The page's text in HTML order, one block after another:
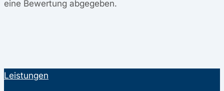
eine Bewertung abgegeben.
Leistungen